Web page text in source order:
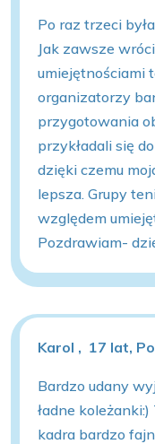
Po raz trzeci
Jak zawsze
umiejętnościami
organizatorzy
przygotowania
przykładali się
dzięki czemu
lepsza. Grupy
względem
Pozdrawiam-
Karol , 17 lat,
Bardzo udany
ładne
kadra bardzo